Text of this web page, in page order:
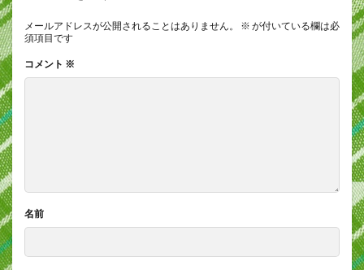
メールアドレスが公開されることはありません。 ※ が付いている欄は必
須項目です
コメント ※
名前